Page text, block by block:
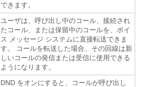
できます。
ユーザは、呼び出し中のコール、接続され
たコール、または保留中のコールを、ボイ
ス メッセージ システムに直接転送できま
す。 コールを転送した場合、その回線は新
しいコールの発信または受信に使用できる
ようになります。
DND をオンにすると、コールが呼び出し